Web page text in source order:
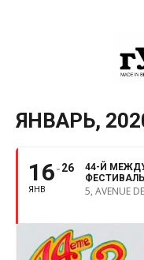
ЯНВАРЬ,
16
ЯНВ
26
44-Й
5, AVENUE